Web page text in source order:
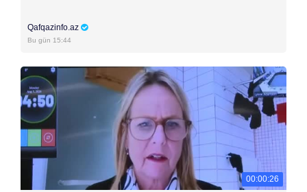
Qafqazinfo.az
Bu gün 15:44
00:00:26